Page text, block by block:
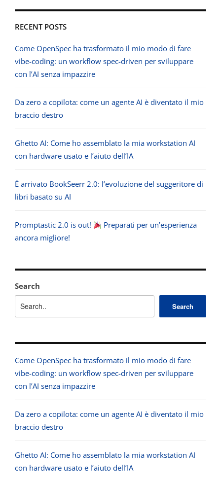
RECENT POSTS
Come OpenSpec ha trasformato il mio modo di fare
vibe-coding: un workflow spec-driven per sviluppare
con l’AI senza impazzire
Da zero a copilota: come un agente AI è diventato il mio
braccio destro
Ghetto AI: Come ho assemblato la mia workstation AI
con hardware usato e l’aiuto dell’IA
È arrivato BookSeerr 2.0: l’evoluzione del suggeritore di
libri basato su AI
Promptastic 2.0 is out!
Preparati per un’esperienza
ancora migliore!
Search
Search
Come OpenSpec ha trasformato il mio modo di fare
vibe-coding: un workflow spec-driven per sviluppare
con l’AI senza impazzire
Da zero a copilota: come un agente AI è diventato il mio
braccio destro
Ghetto AI: Come ho assemblato la mia workstation AI
con hardware usato e l’aiuto dell’IA